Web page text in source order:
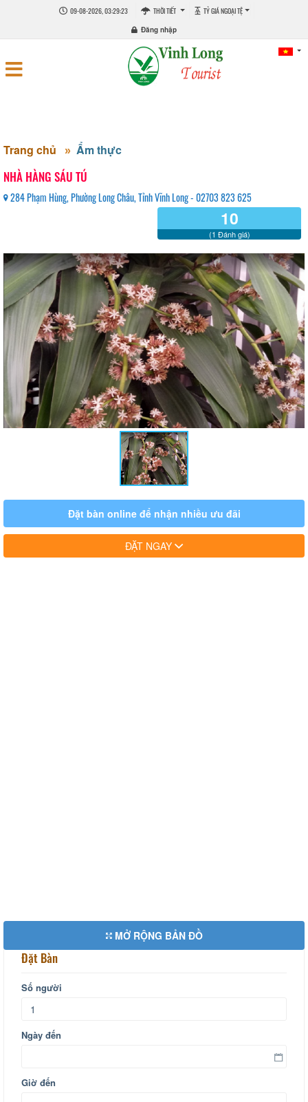
09-08-2026, 03:29:23 THỜI TIẾT TỶ GIÁ NGOẠI TỆ
Đăng nhập
Trang chủ Ẩm thực
NHÀ HÀNG SÁU TÚ
284 Phạm Hùng, Phường Long Châu, Tỉnh Vĩnh Long - 02703 823 625
10
(1 Đánh giá)
Đặt bàn online để nhận nhiều ưu đãi
ĐẶT NGAY
MỞ RỘNG BẢN ĐỒ
Đặt Bàn
Số người
Ngày đến
Giờ đến